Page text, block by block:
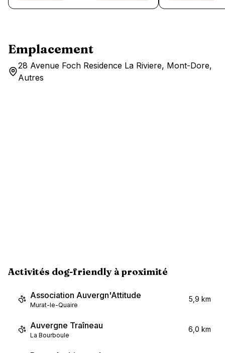
Emplacement
28 Avenue Foch Residence La Riviere, Mont-Dore,
Autres
Activités dog-friendly à proximité
Association Auvergn'Attitude
Murat-le-Quaire
5,9 km
Auvergne Traîneau
La Bourboule
6,0 km